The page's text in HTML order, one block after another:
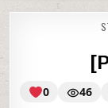
0 46